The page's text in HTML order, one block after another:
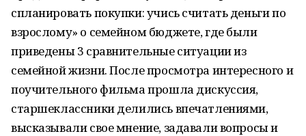
спланировать покупки: учись считать деньги по
взрослому» о семейном бюджете, где были
приведены 3 сравнительные ситуации из
семейной жизни. После просмотра интересного и
поучительного фильма прошла дискуссия,
старшеклассники делились впечатлениями,
высказывали свое мнение, задавали вопросы и